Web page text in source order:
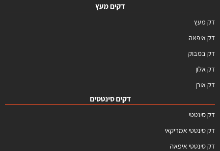
דקים מעץ
דק מעץ
דק איפאה
דק במבוק
דק אלון
דק אורן
דקים סינטטים
דק סינטטי
דק סינטטי אמריקאי
דק סינטטי איפאה